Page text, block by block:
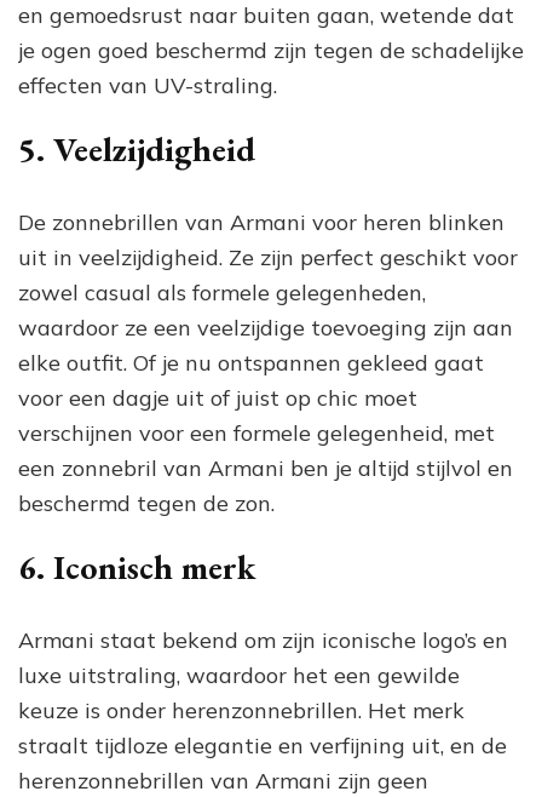
en gemoedsrust naar buiten gaan, wetende dat
je ogen goed beschermd zijn tegen de schadelijke
effecten van UV-straling.
5. Veelzijdigheid
De zonnebrillen van Armani voor heren blinken
uit in veelzijdigheid. Ze zijn perfect geschikt voor
zowel casual als formele gelegenheden,
waardoor ze een veelzijdige toevoeging zijn aan
elke outfit. Of je nu ontspannen gekleed gaat
voor een dagje uit of juist op chic moet
verschijnen voor een formele gelegenheid, met
een zonnebril van Armani ben je altijd stijlvol en
beschermd tegen de zon.
6. Iconisch merk
Armani staat bekend om zijn iconische logo’s en
luxe uitstraling, waardoor het een gewilde
keuze is onder herenzonnebrillen. Het merk
straalt tijdloze elegantie en verfijning uit, en de
herenzonnebrillen van Armani zijn geen